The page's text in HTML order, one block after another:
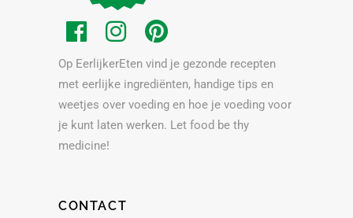
Op EerlijkerEten vind je gezonde recepten
met eerlijke ingrediënten, handige tips en
weetjes over voeding en hoe je voeding voor
je kunt laten werken. Let food be thy
medicine!
CONTACT